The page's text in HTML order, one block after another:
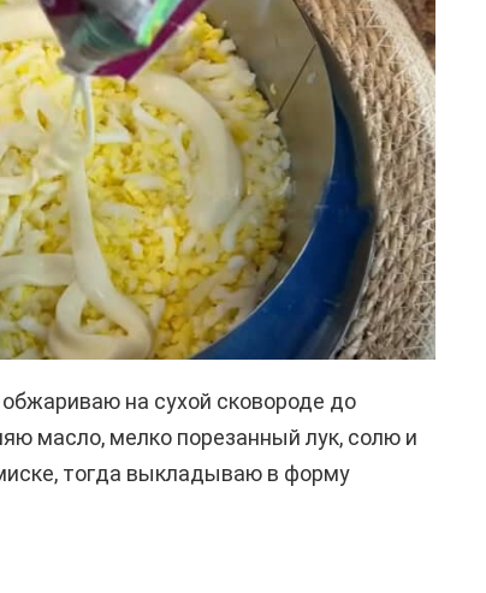
на сухой сковороде до
масло, мелко порезанный лук, солю и
тогда выкладываю в форму